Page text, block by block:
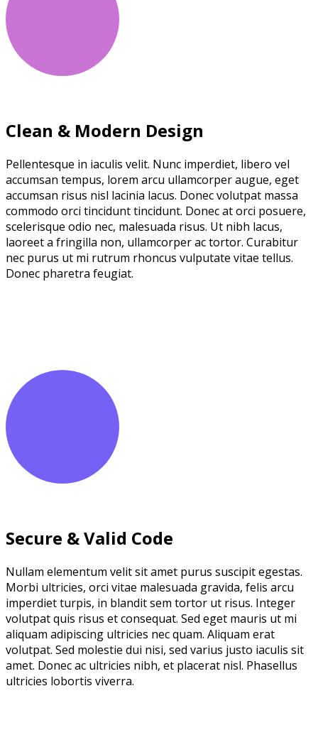
Clean & Modern Design
Pellentesque in iaculis velit. Nunc imperdiet, libero vel
accumsan tempus, lorem arcu ullamcorper augue, eget
accumsan risus nisl lacinia lacus. Donec volutpat massa
commodo orci tincidunt tincidunt. Donec at orci posuere,
scelerisque odio nec, malesuada risus. Ut nibh lacus,
laoreet a fringilla non, ullamcorper ac tortor. Curabitur
nec purus ut mi rutrum rhoncus vulputate vitae tellus.
Donec pharetra feugiat.
Secure & Valid Code
Nullam elementum velit sit amet purus suscipit egestas.
Morbi ultricies, orci vitae malesuada gravida, felis arcu
imperdiet turpis, in blandit sem tortor ut risus. Integer
volutpat quis risus et consequat. Sed eget mauris ut mi
aliquam adipiscing ultricies nec quam. Aliquam erat
volutpat. Sed molestie dui nisi, sed varius justo iaculis sit
amet. Donec ac ultricies nibh, et placerat nisl. Phasellus
ultricies lobortis viverra.